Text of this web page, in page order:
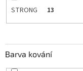
STRONG 13
Barva kování